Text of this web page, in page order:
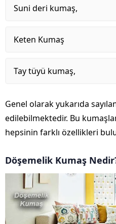
Suni deri kumaş,
Keten Kumaş
Tay tüyü kumaş,
Genel olarak yukarıda
edilebilmektedir. Bu
hepsinin farklı özellikleri
Döşemelik Kumaş